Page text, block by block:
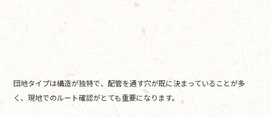
団地タイプは構造が独特で、配管を通す穴が既に決まっていることが多
く、現地でのルート確認がとても重要になります。